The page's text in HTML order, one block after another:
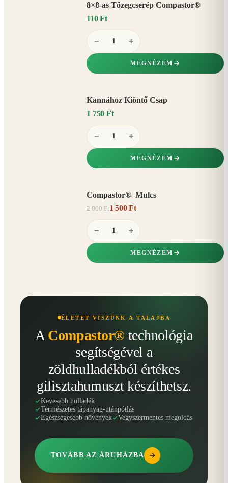
8×8-as Tőzegcserép Compastor®
110 Ft
− +
MEGNÉZEM
Kannához Kiöntő Csap
1 750 Ft
− +
MEGNÉZEM
Compastor®–Mulcs
2 000 Ft1 500 Ft
− +
MEGNÉZEM
ÉLETET VISZÜNK A TALAJBA
A Compastor® technológia
segítségével a
zöldhulladékból értékes
gilisztahumuszt készíthetsz.
Kevesebb hulladék
Természetes tápanyag-utánpótlás
Egészségesebb növények
Vegyszermentes megoldás
TOVÁBB AZ ÁRUHÁZBA